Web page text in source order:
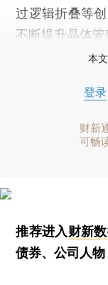
过逻辑折叠等
不断提升晶体管
本
登录
财新
可畅
推荐进入财新
债券、公司人物